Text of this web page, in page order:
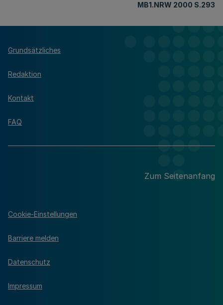
MB1.NRW 2000 S.293
Grundsätzliches
Redaktion
Kontakt
FAQ
Zum Seitenanfang
Cookie-Einstellungen
Barriere melden
Datenschutz
Impressum